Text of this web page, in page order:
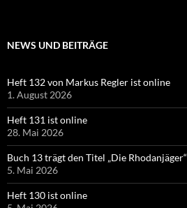
NEWS UND BEITRÄGE
Heft 132 von Markus Regler ist online
1. August 2026
Heft 131 ist online
28. Mai 2026
Buch 13 trägt den Titel „Die Rhodanjäger“
5. Mai 2026
Heft 130 ist online